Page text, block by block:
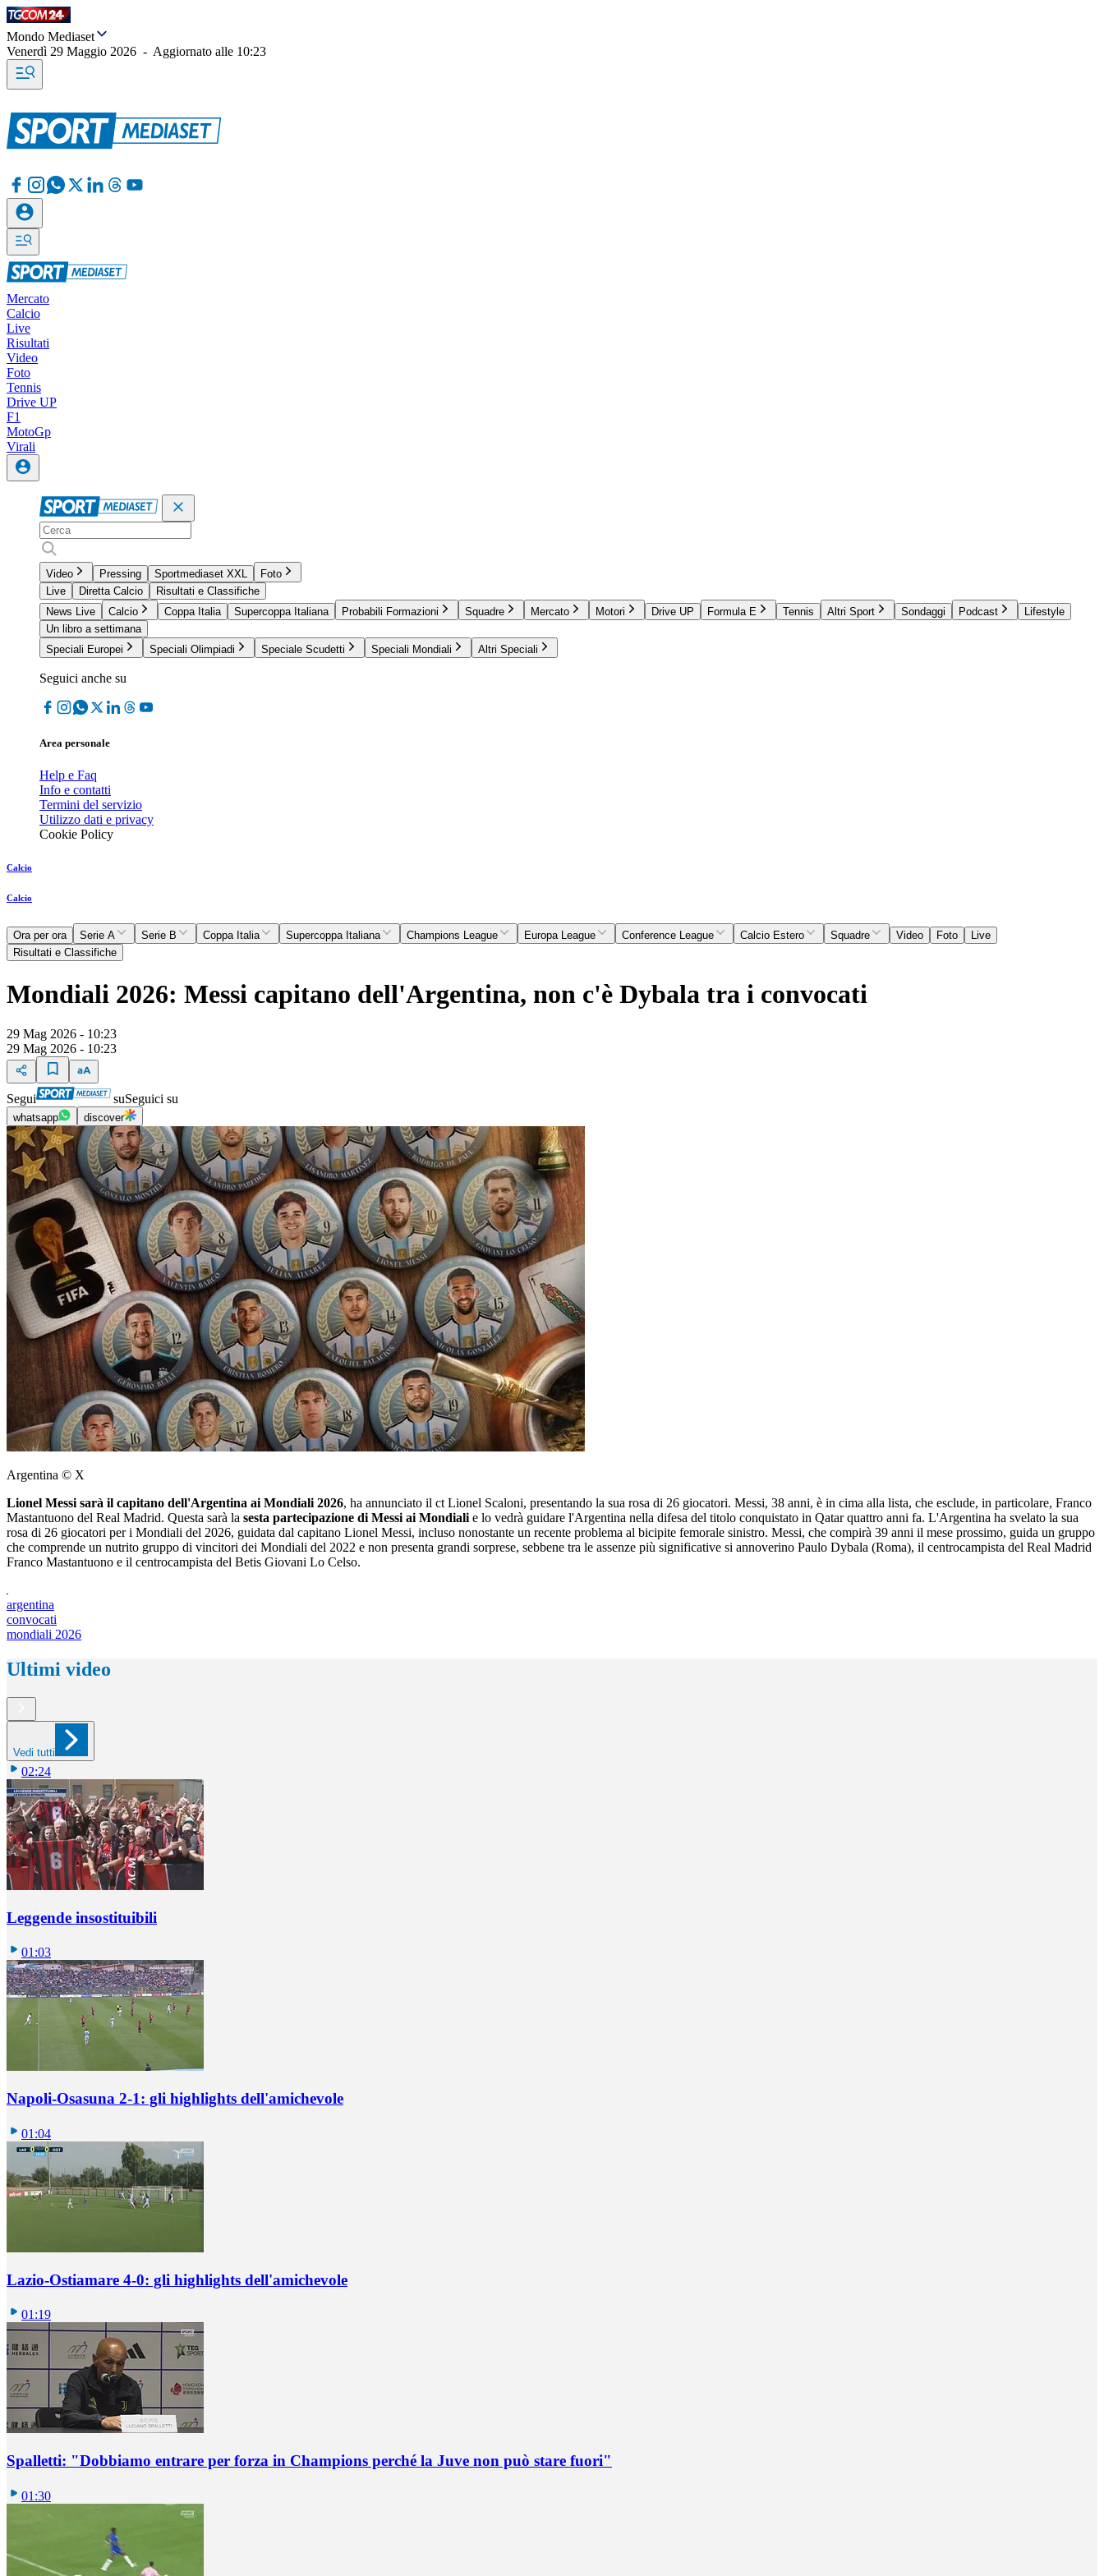
Mondo Mediaset
Venerdì 29 Maggio 2026 - Aggiornato alle 10:23
Mercato
Calcio
Live
Risultati
Video
Foto
Tennis
Drive UP
F1
MotoGp
Virali
Video Pressing Sportmediaset XXL
Foto
Live
Diretta Calcio
Risultati e Classifiche
News Live
Calcio Coppa Italia Supercoppa Italiana Probabili Formazioni Squadre Mercato Motori Drive UP Formula E Tennis Altri Sport Sondaggi Podcast
Lifestyle
Un libro a settimana
Speciali Europei
Speciali Olimpiadi Speciale Scudetti Speciali Mondiali Altri Speciali
Seguici anche su
Area personale
Help e Faq
Info e contatti
Termini del servizio
Utilizzo dati e privacy
Cookie Policy
Calcio
Calcio
Ora per ora Serie A Serie B Coppa Italia Supercoppa Italiana Champions League Europa League Conference League Calcio Estero Squadre Video Foto
Live
Risultati e Classifiche
Mondiali 2026: Messi capitano dell'Argentina, non c'è Dybala tra i convocati
29 Mag 2026 - 10:23
29 Mag 2026 - 10:23
Segui suSeguici su
whatsapp discover
Argentina © X
Lionel Messi sarà il capitano dell'Argentina ai Mondiali 2026, ha annunciato il ct Lionel Scaloni, presentando la sua rosa di 26 giocatori. Messi, 38 anni, è in cima alla lista, che esclude, in particolare, Franco
Mastantuono del Real Madrid. Questa sarà la sesta partecipazione di Messi ai Mondiali e lo vedrà guidare l'Argentina nella difesa del titolo conquistato in Qatar quattro anni fa. L'Argentina ha svelato la sua
rosa di 26 giocatori per i Mondiali del 2026, guidata dal capitano Lionel Messi, incluso nonostante un recente problema al bicipite femorale sinistro. Messi, che compirà 39 anni il mese prossimo, guida un gruppo
che comprende un nutrito gruppo di vincitori dei Mondiali del 2022 e non presenta grandi sorprese, sebbene tra le assenze più significative si annoverino Paulo Dybala (Roma), il centrocampista del Real Madrid
Franco Mastantuono e il centrocampista del Betis Giovani Lo Celso.
argentina
convocati
mondiali 2026
Ultimi video
Vedi tutti
02:24
Leggende insostituibili
01:03
Napoli-Osasuna 2-1: gli highlights dell'amichevole
01:04
Lazio-Ostiamare 4-0: gli highlights dell'amichevole
01:19
Spalletti: "Dobbiamo entrare per forza in Champions perché la Juve non può stare fuori"
01:30